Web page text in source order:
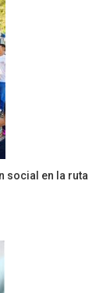
social en la ruta